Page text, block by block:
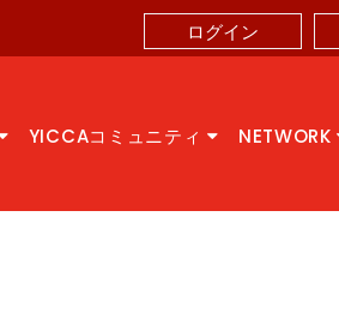
ログイン
YICCAコミュニティ NETWORK